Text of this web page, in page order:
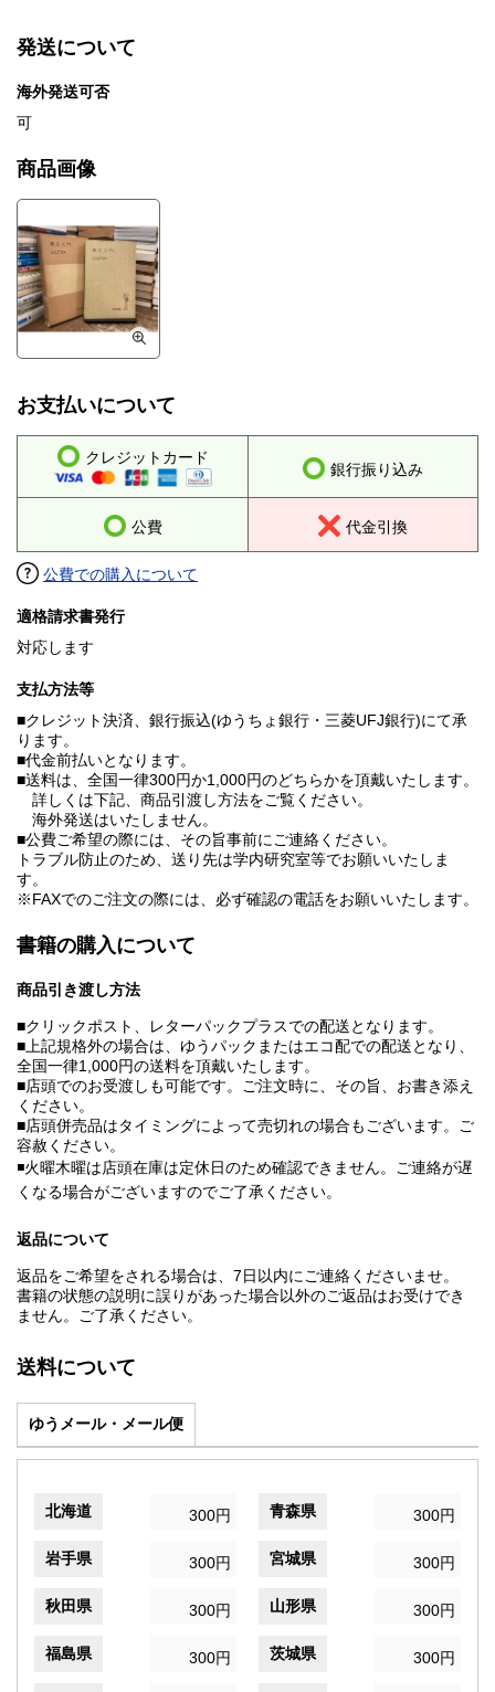
発送について
海外発送可否
可
商品画像
お支払いについて
クレジットカード
銀行振り込み
公費 代金引換
公費での購入について
適格請求書発行
対応します
支払方法等
■クレジット決済、銀行振込(ゆうちょ銀行・三菱UFJ銀行)にて承
ります。
■代金前払いとなります。
■送料は、全国一律300円か1,000円のどちらかを頂戴いたします。
詳しくは下記、商品引渡し方法をご覧ください。
海外発送はいたしません。
■公費ご希望の際には、その旨事前にご連絡ください。
トラブル防止のため、送り先は学内研究室等でお願いいたしま
す。
※FAXでのご注文の際には、必ず確認の電話をお願いいたします。
書籍の購入について
商品引き渡し方法
■クリックポスト、レターパックプラスでの配送となります。
■上記規格外の場合は、ゆうパックまたはエコ配での配送となり、
全国一律1,000円の送料を頂戴いたします。
■店頭でのお受渡しも可能です。ご注文時に、その旨、お書き添え
ください。
■店頭併売品はタイミングによって売切れの場合もございます。ご
容赦ください。
◾️火曜木曜は店頭在庫は定休日のため確認できません。ご連絡が遅
くなる場合がございますのでご了承ください。
返品について
返品をご希望をされる場合は、7日以内にご連絡くださいませ。
書籍の状態の説明に誤りがあった場合以外のご返品はお受けでき
ません。ご了承ください。
送料について
ゆうメール・メール便
北海道 300円 青森県 300円
岩手県 300円 宮城県 300円
秋田県 300円 山形県 300円
福島県 300円 茨城県 300円